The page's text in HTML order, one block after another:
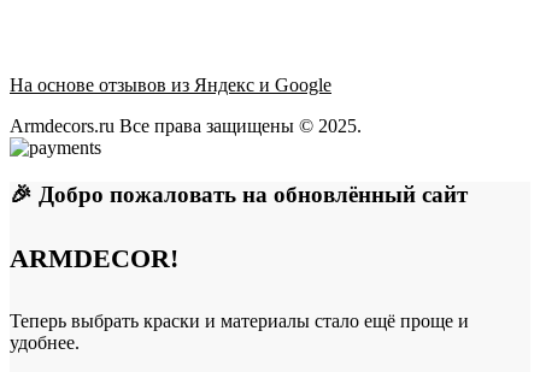
На основе отзывов из Яндекс и Google
Armdecors.ru Все права защищены © 2025. ​
🎉 Добро пожаловать на обновлённый сайт
ARMDECOR!
Теперь выбрать краски и материалы стало ещё проще и
удобнее.